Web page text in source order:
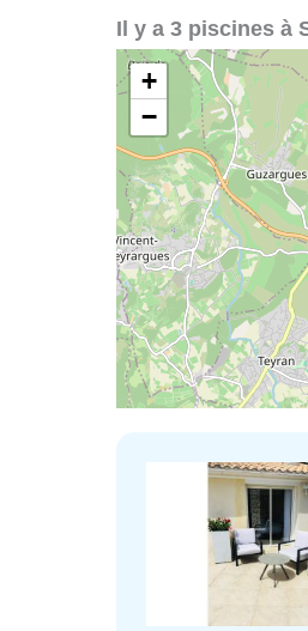
Il y a 3 piscines à
+
−